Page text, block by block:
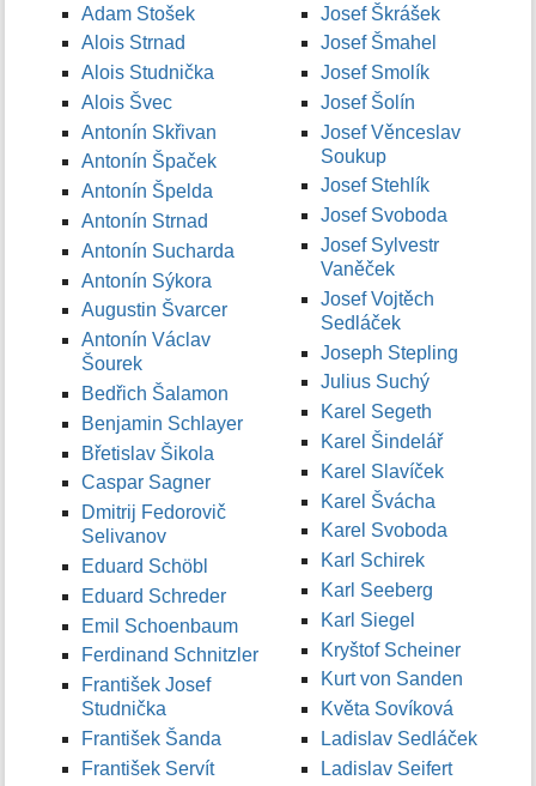
Adam Stošek
Alois Strnad
Alois Studnička
Alois Švec
Antonín Skřivan
Antonín Špaček
Antonín Špelda
Antonín Strnad
Antonín Sucharda
Antonín Sýkora
Augustin Švarcer
Antonín Václav
Šourek
Bedřich Šalamon
Benjamin Schlayer
Břetislav Šikola
Caspar Sagner
Dmitrij Fedorovič
Selivanov
Eduard Schöbl
Eduard Schreder
Emil Schoenbaum
Ferdinand Schnitzler
František Josef
Studnička
František Šanda
František Servít
Josef Škrášek
Josef Šmahel
Josef Smolík
Josef Šolín
Josef Věnceslav
Soukup
Josef Stehlík
Josef Svoboda
Josef Sylvestr
Vaněček
Josef Vojtěch
Sedláček
Joseph Stepling
Julius Suchý
Karel Segeth
Karel Šindelář
Karel Slavíček
Karel Švácha
Karel Svoboda
Karl Schirek
Karl Seeberg
Karl Siegel
Kryštof Scheiner
Kurt von Sanden
Květa Sovíková
Ladislav Sedláček
Ladislav Seifert